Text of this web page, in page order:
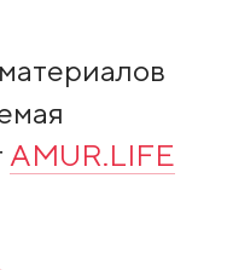
AMUR.LIFE